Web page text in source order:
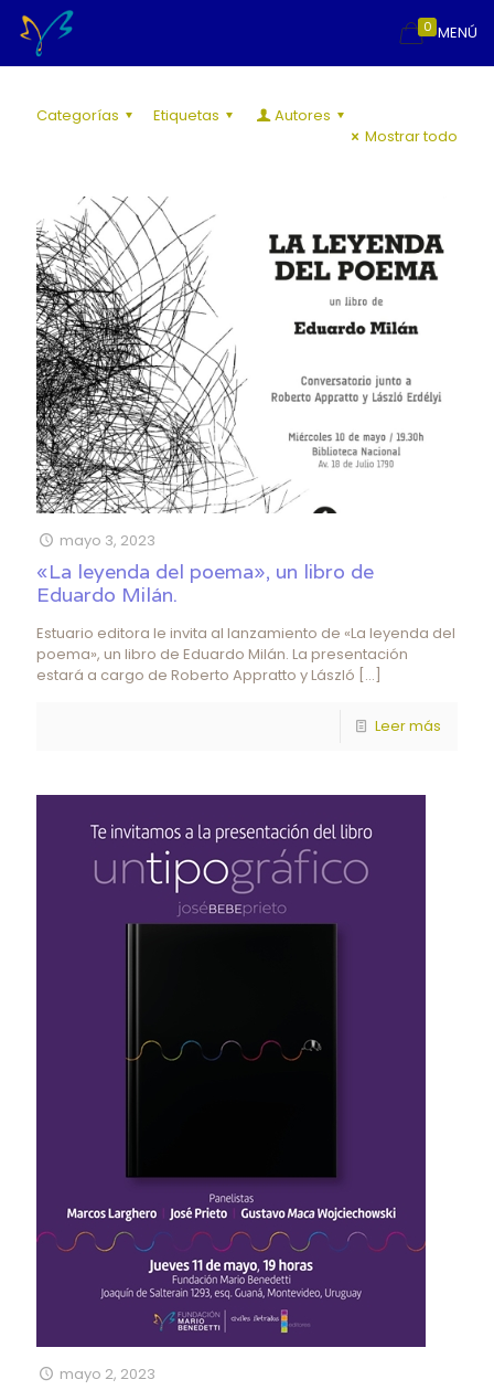
MENÚ
0
Categorías Etiquetas
Autores
Mostrar todo
mayo 3, 2023
«La leyenda del poema», un libro de
Eduardo Milán.
Estuario editora le invita al lanzamiento de «La leyenda del
poema», un libro de Eduardo Milán. La presentación
estará a cargo de Roberto Appratto y László […]
Leer más
mayo 2, 2023